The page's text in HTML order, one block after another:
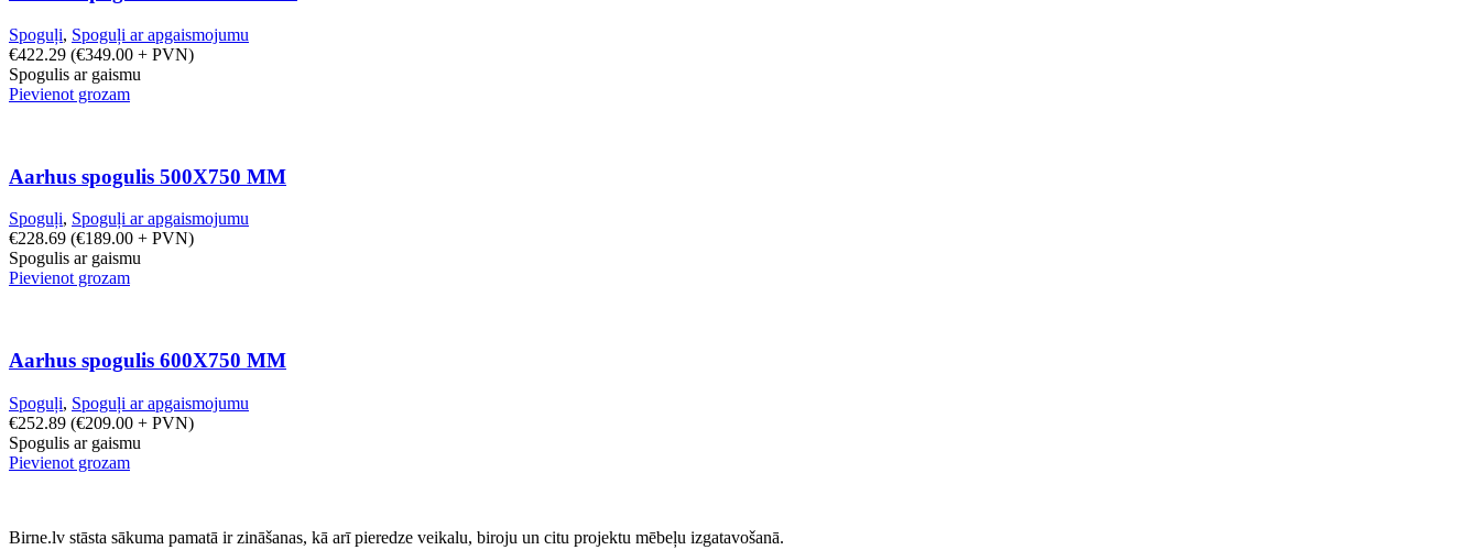
Spoguļi, Spoguļi ar apgaismojumu
€422.29 (€349.00 + PVN)
Spogulis ar gaismu
Pievienot grozam
Aarhus spogulis 500X750 MM
Spoguļi, Spoguļi ar apgaismojumu
€228.69 (€189.00 + PVN)
Spogulis ar gaismu
Pievienot grozam
Aarhus spogulis 600X750 MM
Spoguļi, Spoguļi ar apgaismojumu
€252.89 (€209.00 + PVN)
Spogulis ar gaismu
Pievienot grozam
Birne.lv stāsta sākuma pamatā ir zināšanas, kā arī pieredze veikalu, biroju un citu projektu mēbeļu izgatavošanā.